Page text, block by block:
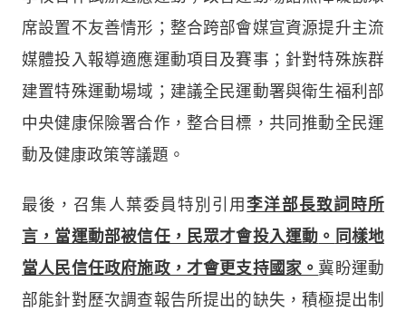
席設置不友善情形；整合跨部會媒宣資源提升主流
媒體投入報導適應運動項目及賽事；針對特殊族群
建置特殊運動場域；建議全民運動署與衛生福利部
中央健康保險署合作，整合目標，共同推動全民運
動及健康政策等議題。
最後，召集人葉委員特別引用李洋部長致詞時所
言，當運動部被信任，民眾才會投入運動 。 同樣地
當人民信任政府施政，才會更支持國家。冀盼運動
部能針對歷次調查報告所提出的缺失，積極提出制